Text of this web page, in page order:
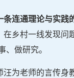
连通理论与实践
乡村一线发现问
、做研究。
为老师的言传